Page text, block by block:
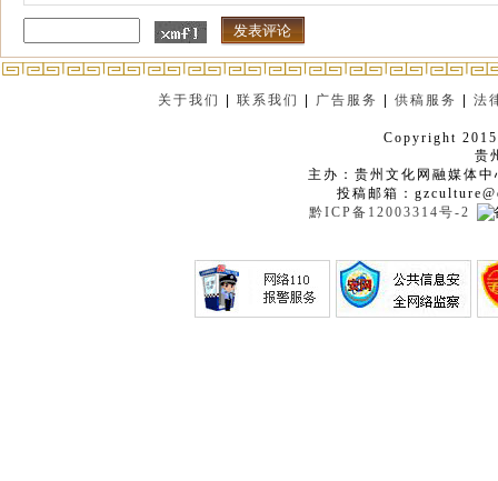
关于我们 |联系我们 广告服务 |供稿服务 |法
Copyright
贵
主办：贵州文化网融媒体
投稿邮箱：
黔ICP备12003314号-2